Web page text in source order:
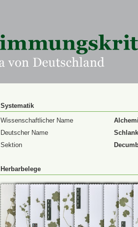
Systematik
Wissenschaftlicher Name
Deutscher Name
Sektion
Herbarbelege